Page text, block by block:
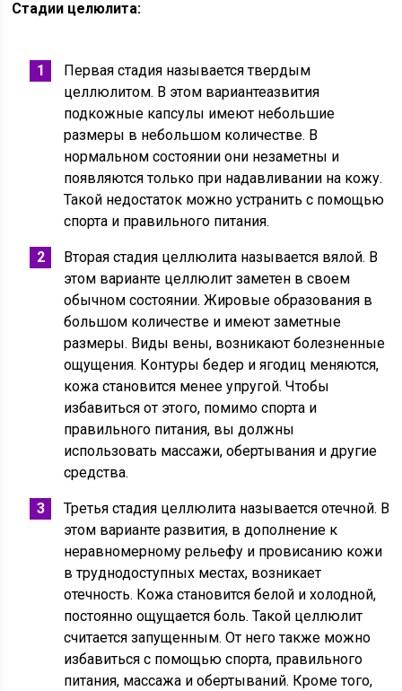
Стадии целюлита:
Первая стадия называется твердым
целлюлитом. В этом вариантеазвития
подкожные капсулы имеют небольшие
размеры в небольшом количестве. В
нормальном состоянии они незаметны и
появляются только при надавливании на кожу.
Такой недостаток можно устранить с помощью
спорта и правильного питания.
Вторая стадия целлюлита называется вялой. В
этом варианте целлюлит заметен в своем
обычном состоянии. Жировые образования в
большом количестве и имеют заметные
размеры. Виды вены, возникают болезненные
ощущения. Контуры бедер и ягодиц меняются,
кожа становится менее упругой. Чтобы
избавиться от этого, помимо спорта и
правильного питания, вы должны
использовать массажи, обертывания и другие
средства.
Третья стадия целлюлита называется отечной. В
этом варианте развития, в дополнение к
неравномерному рельефу и провисанию кожи
в труднодоступных местах, возникает
отечность. Кожа становится белой и холодной,
постоянно ощущается боль. Такой целлюлит
считается запущенным. От него также можно
избавиться с помощью спорта, правильного
питания, массажа и обертываний. Кроме того,